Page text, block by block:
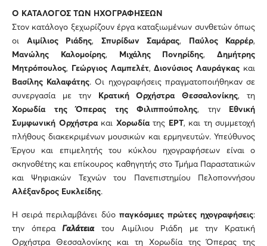
Ο ΚΑΤΑΛΟΓΟΣ ΤΩΝ ΗΧΟΓΡΑΦΗΣΕΩΝ
Στον κατάλογο ξεχωρίζουν έργα καταξιωμένων συνθετών όπως
οι Αιμίλιος Ριάδης, Σπυρίδων Σαμάρας, Παύλος Καρρέρ,
Μανώλης Καλομοίρης, Μιχάλης Πονηρίδης, Δημήτρης
Μητρόπουλος, Γεώργιος Λαμπελέτ,Διονύσιος Λαυράγκας και
Βασίλης Καλαφάτης. Οι ηχογραφήσεις πραγματοποιήθηκαν σε
συνεργασία με την
Κρατική Ορχήστρα Θεσσαλονίκης, τη
Χορωδία της Όπερας της Φιλιππούπολης, την
Εθνική
Συμφωνική Ορχήστρακαι Χορωδία της ΕΡΤ, και τη συμμετοχή
πλήθους διακεκριμένων μουσικών και ερμηνευτών. Υπεύθυνος
Έργου και επιμελητής του κύκλου ηχογραφήσεων είναι ο
σκηνοθέτης και επίκουρος καθηγητής στο Τμήμα Παραστατικών
και Ψηφιακών Τεχνών του Πανεπιστημίου Πελοποννήσου
Αλέξανδρος Ευκλείδης.
Η σειρά περιλαμβάνει δύο παγκόσμιες πρώτες ηχογραφήσεις:
την όπεραΓαλάτειατου Αιμίλιου Ριάδη με την Κρατική
Ορχήστρα Θεσσαλονίκης και τη Χορωδία της Όπερας της